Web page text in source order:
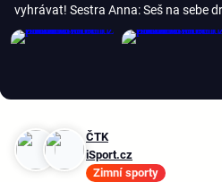
vyhrávat! Sestra Anna: Seš na sebe
ČTK
iSport.cz
Zimní sporty